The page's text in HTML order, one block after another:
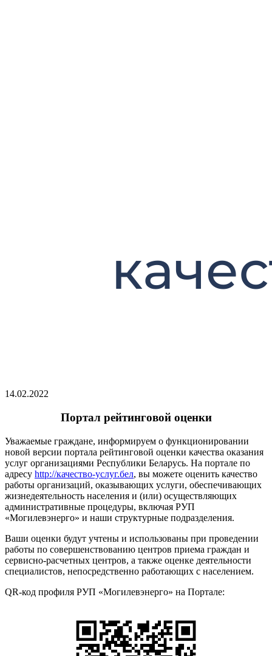
14.02.2022
Портал рейтинговой оценки
Уважаемые граждане, информируем о функционировании
новой версии портала рейтинговой оценки качества оказания
услуг организациями Республики Беларусь. На портале по
адресу http://качество-услуг.бел, вы можете оценить качество
работы организаций, оказывающих услуги, обеспечивающих
жизнедеятельность населения и (или) осуществляющих
административные процедуры, включая РУП
«Могилевэнерго» и наши структурные подразделения.
Ваши оценки будут учтены и использованы при проведении
работы по совершенствованию центров приема граждан и
сервисно-расчетных центров, а также оценке деятельности
специалистов, непосредственно работающих с населением.
QR-код профиля РУП «Могилевэнерго» на Портале: